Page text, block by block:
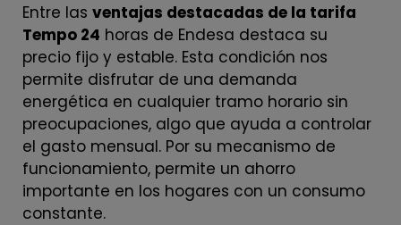
Entre las ventajas destacadas de la tarifa
Tempo 24 horas de Endesa destaca su
precio fijo y estable. Esta condición nos
permite disfrutar de una demanda
energética en cualquier tramo horario sin
preocupaciones, algo que ayuda a controlar
el gasto mensual. Por su mecanismo de
funcionamiento, permite un ahorro
importante en los hogares con un consumo
constante.